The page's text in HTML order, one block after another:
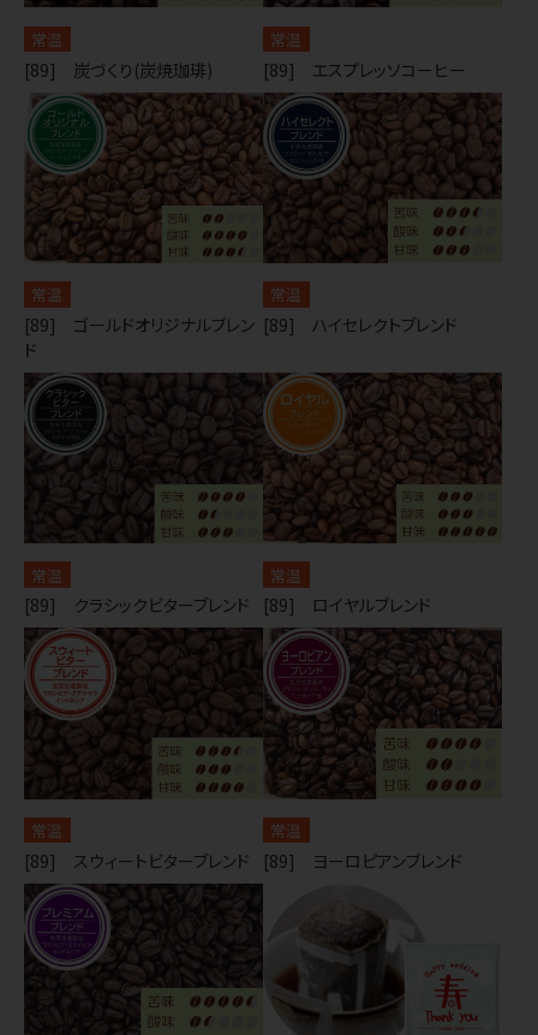
常温
[89] 炭づくり(炭焼珈琲)
常温
[89] エスプレッソコーヒー
常温
[89] ゴールドオリジナルブレン
ド
常温
[89] ハイセレクトブレンド
常温
[89] クラシックビターブレンド
常温
[89] ロイヤルブレンド
常温
[89] スウィートビターブレンド
常温
[89] ヨーロピアンブレンド